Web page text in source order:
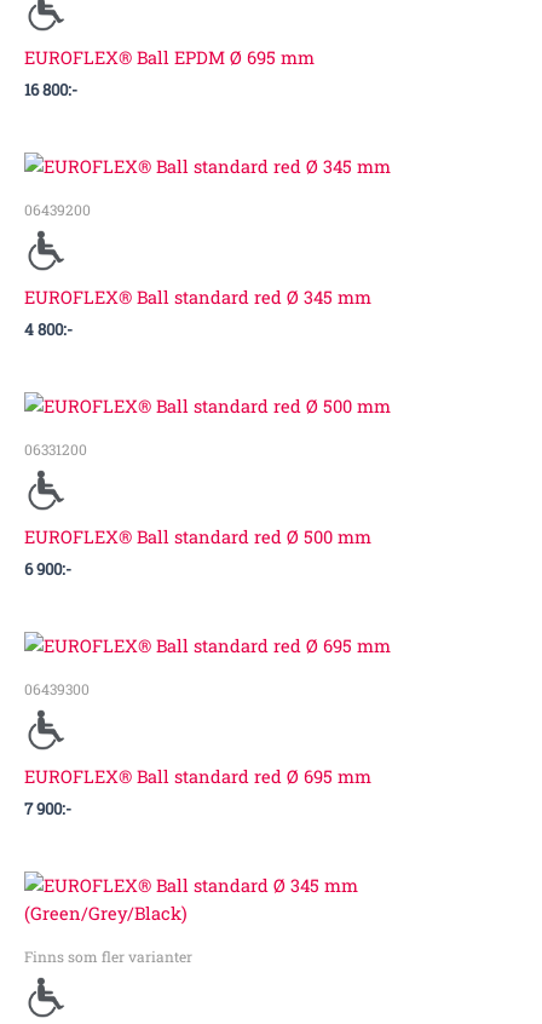
EUROFLEX® Ball EPDM Ø 695 mm
16 800:-
06439200
EUROFLEX® Ball standard red Ø 345 mm
4 800:-
06331200
EUROFLEX® Ball standard red Ø 500 mm
6 900:-
06439300
EUROFLEX® Ball standard red Ø 695 mm
7 900:-
Finns som fler varianter